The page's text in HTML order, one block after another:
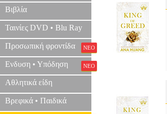
Βιβλία
Ταινίες DVD • Blu Ray
Προσωπική φροντίδα ΝΕΟ
Ενδυση • Υπόδηση ΝΕΟ
Αθλητικά είδη
Βρεφικά • Παιδικά